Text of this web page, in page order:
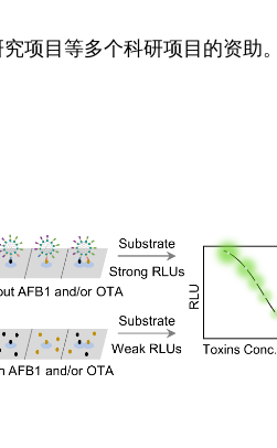
目等多个科研项目的资助。